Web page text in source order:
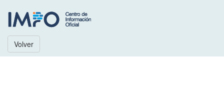
Volver